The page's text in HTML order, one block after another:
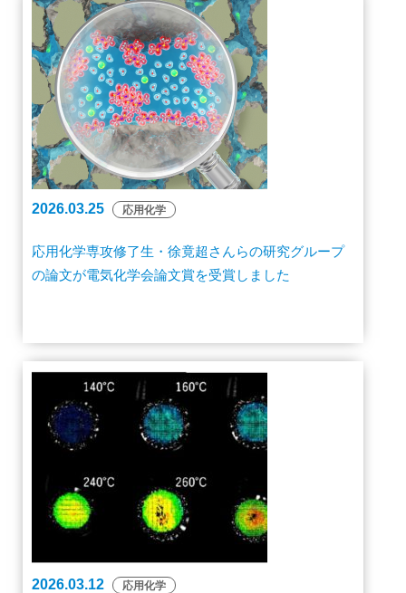
2026.03.25 応用化学
応用化学専攻修了生・徐竟超さんらの研究グループ
の論文が電気化学会論文賞を受賞しました
2026.03.12 応用化学